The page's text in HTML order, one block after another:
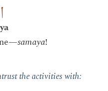
samaya!
the activities with: